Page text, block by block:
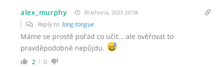
alex_murphy 30 března, 2025 20:58
Reply to long.tongue
Máme se prostě pořád co učit… ale ověřovat to
pravděpodobně nepůjdu.
2 0